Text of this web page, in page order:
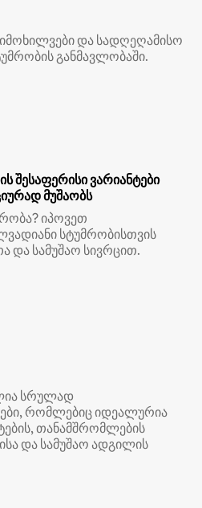
და სადღეღამისო
განმავლობაში.
შესაფერისი ვარიანტები
მუშაობს
იპოვეთ
სტუმრობისთვის
და სამუშაო სივრცით.
სრულად
რომლებიც იდეალურია
თანამშრომლების
და სამუშაო ადგილის